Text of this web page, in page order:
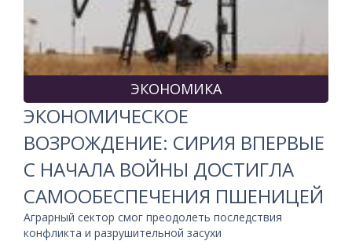
ЭКОНОМИКА
ЭКОНОМИЧЕСКОЕ
ВОЗРОЖДЕНИЕ: СИРИЯ ВПЕРВЫЕ
С НАЧАЛА ВОЙНЫ ДОСТИГЛА
САМООБЕСПЕЧЕНИЯ ПШЕНИЦЕЙ
Аграрный сектор смог преодолеть последствия
конфликта и разрушительной засухи